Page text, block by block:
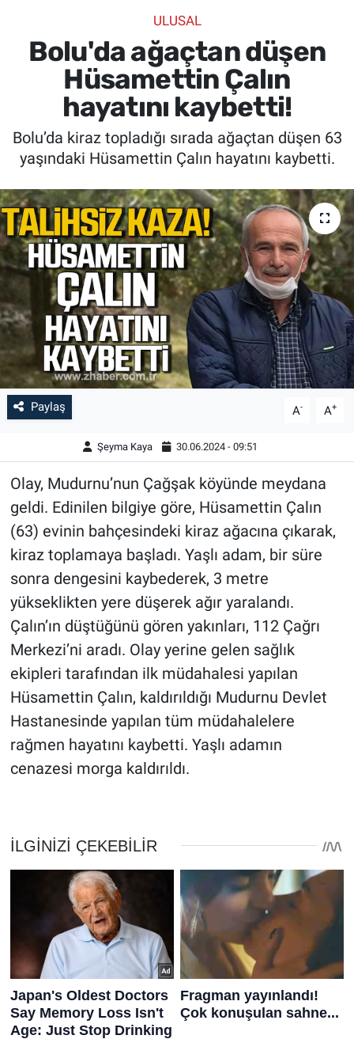
ULUSAL
Bolu'da ağaçtan düşen
Hüsamettin Çalın
hayatını kaybetti!
Bolu’da kiraz topladığı sırada ağaçtan düşen 63
yaşındaki Hüsamettin Çalın hayatını kaybetti.
Paylaş A- A+
Şeyma Kaya 30.06.2024 - 09:51
Olay, Mudurnu’nun Çağşak köyünde meydana
geldi. Edinilen bilgiye göre, Hüsamettin Çalın
(63) evinin bahçesindeki kiraz ağacına çıkarak,
kiraz toplamaya başladı. Yaşlı adam, bir süre
sonra dengesini kaybederek, 3 metre
yükseklikten yere düşerek ağır yaralandı.
Çalın’ın düştüğünü gören yakınları, 112 Çağrı
Merkezi’ni aradı. Olay yerine gelen sağlık
ekipleri tarafından ilk müdahalesi yapılan
Hüsamettin Çalın, kaldırıldığı Mudurnu Devlet
Hastanesinde yapılan tüm müdahalelere
rağmen hayatını kaybetti. Yaşlı adamın
cenazesi morga kaldırıldı.
SPOR
SAĞLIK